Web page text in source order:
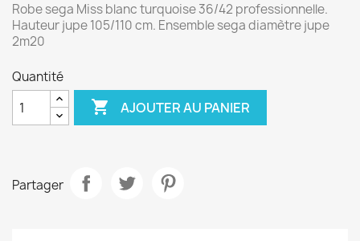
Robe sega Miss blanc turquoise 36/42 professionnelle.
Hauteur jupe 105/110 cm. Ensemble sega diamètre jupe
2m20
Quantité
 AJOUTER AU PANIER
Partager